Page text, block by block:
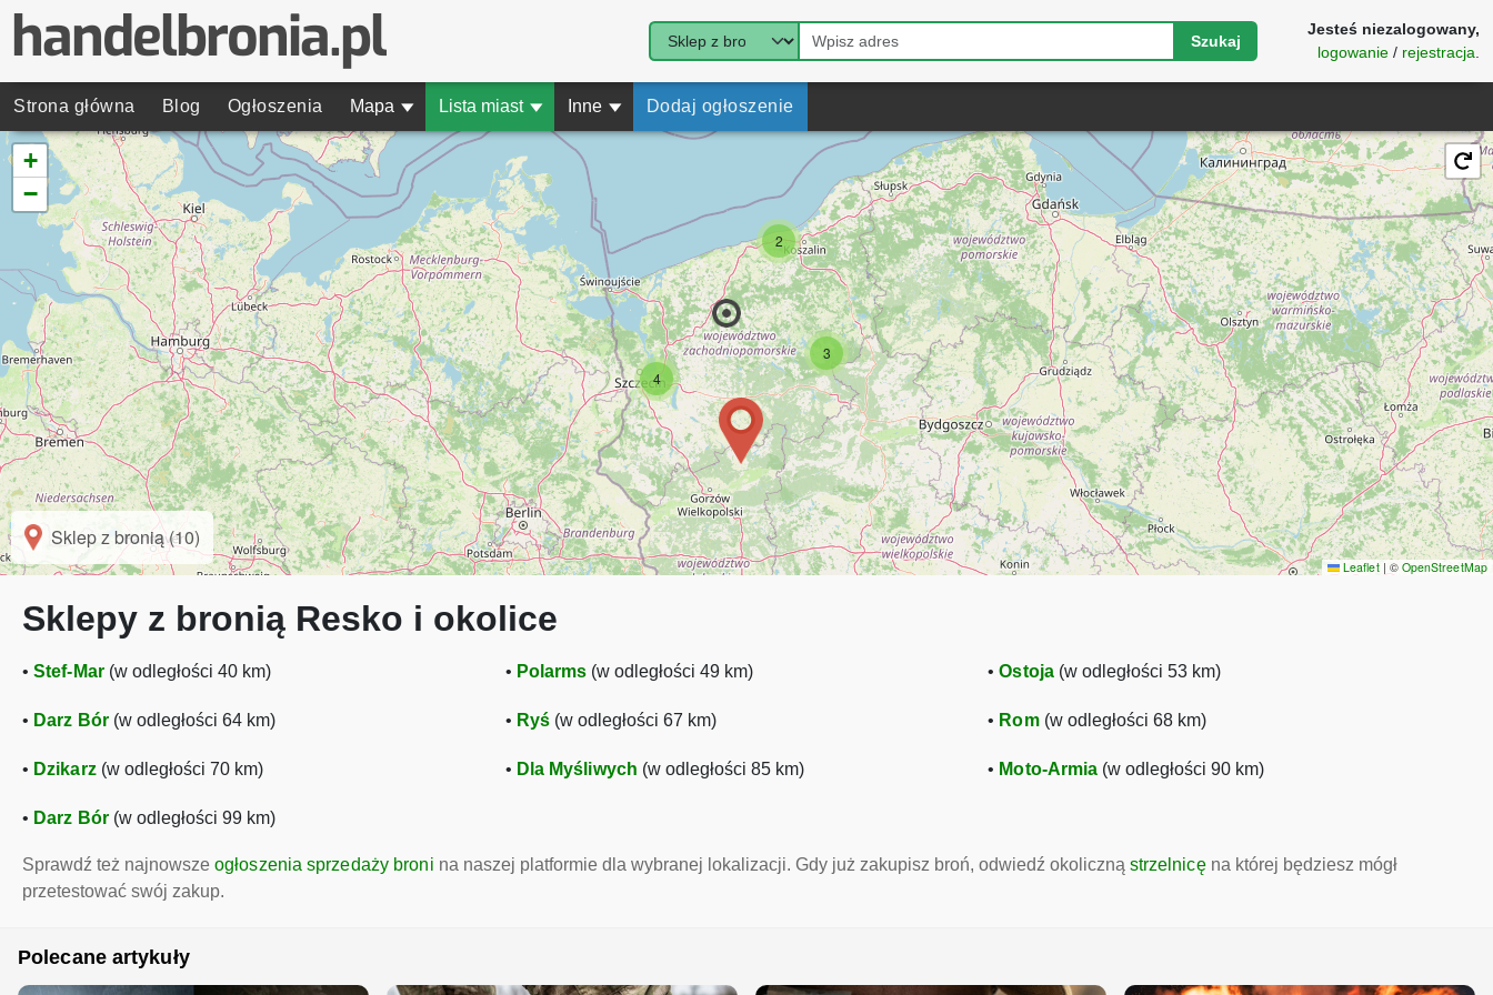
Szukaj
Jesteś niezalogowany,
logowanie / rejestracja
Strona główna Blog Ogłoszenia Mapa ▾ Lista miast ▾ Inne ▾ Dodaj ogłoszenie
3
2
4
+
−
Sklep z bronią (10)
Leaflet | © OpenStreetMap
Sklepy z bronią Resko i okolice
• Stef-Mar(w odległości 40 km) • Polarms (w odległości 49 km) •Ostoja(w odległości 53 km)
• Darz Bór(w odległości 64 km) • Ryś(w odległości 67 km) • Rom(w odległości 68 km)
• Dzikarz(w odległości 70 km) • Dla Myśliwych (w odległości 85 km) • Moto-Armia (w odległości 90 km)
• Darz Bór(w odległości 99 km)
Sprawdź też najnowsze ogłoszenia sprzedaży broni na naszej platformie dla wybranej lokalizacji. Gdy już zakupisz broń, odwiedź okoliczną strzelnicęna której będziesz mógł
przetestować swój zakup.
Polecane artykuły